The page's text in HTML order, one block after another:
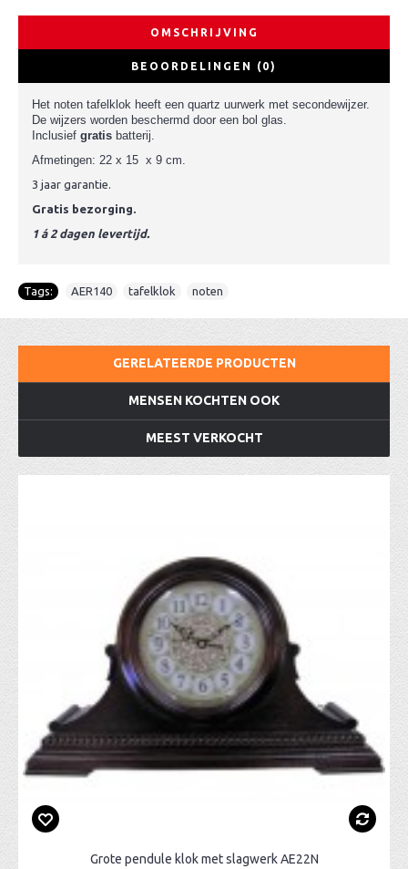
OMSCHRIJVING
BEOORDELINGEN (0)
Het noten tafelklok heeft een quartz uurwerk met secondewijzer.
De wijzers worden beschermd door een bol glas.
Inclusief gratis batterij.
Afmetingen: 22 x 15 x 9 cm.
3 jaar garantie.
Gratis bezorging.
1 á 2 dagen levertijd.
Tags: AER140 tafelklok noten
GERELATEERDE PRODUCTEN
MENSEN KOCHTEN OOK
MEEST VERKOCHT
Grote pendule klok met slagwerk AE22N